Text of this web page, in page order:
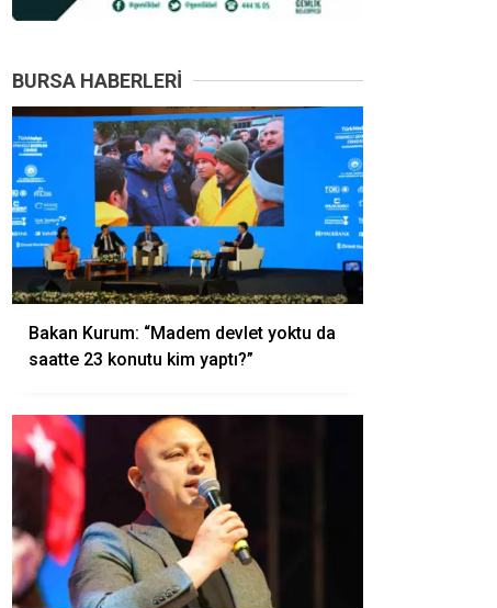
BURSA HABERLERI
Bakan Kurum: “Madem devlet yoktu da
saatte 23 konutu kim yaptı?”